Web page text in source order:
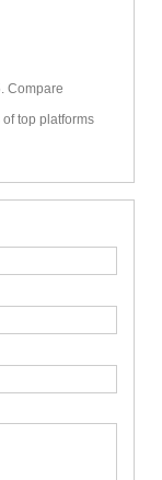
Compare
top platforms